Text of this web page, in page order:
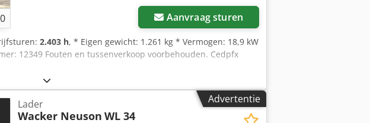
Aanvraag sturen
2.403 h, * Eigen gewicht: 1.261 kg * Vermogen: 18,9 kW
12349 Fouten en tussenverkoop voorbehouden. Cedpfx
Advertentie
Lader
Wacker Neuson WL 34